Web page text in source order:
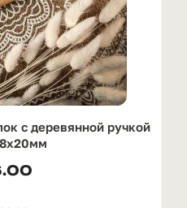
с деревянной ручкой